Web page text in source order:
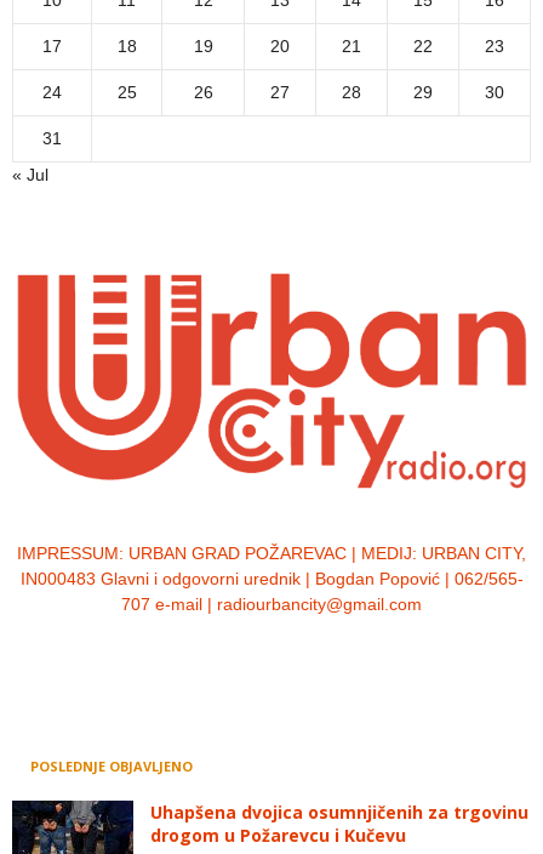
17 18 19 20 21 22 23
24 25 26 27 28 29 30
31
« Jul
IMPRESSUM: URBAN GRAD POŽAREVAC | MEDIJ: URBAN CITY,
IN000483 Glavni i odgovorni urednik | Bogdan Popović | 062/565-
707 e-mail | radiourbancity@gmail.com
POSLEDNJE OBJAVLJENO
Uhapšena dvojica osumnjičenih za trgovinu
drogom u Požarevcu i Kučevu